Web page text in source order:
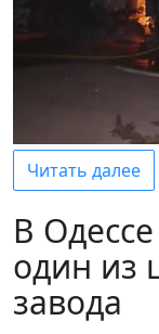
Читать далее
В
один из
завода